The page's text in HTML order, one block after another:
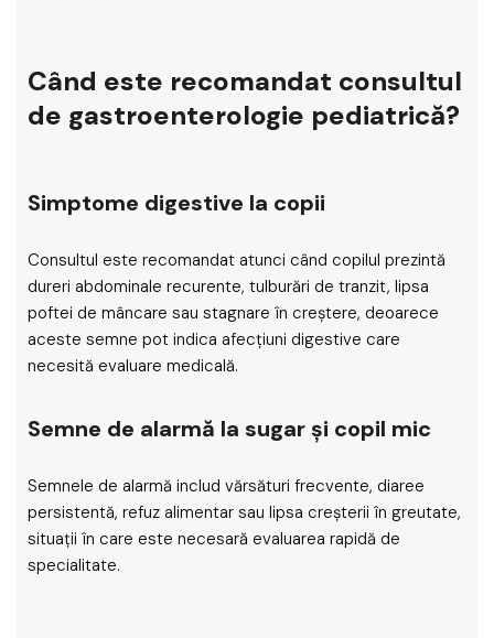
Când este recomandat consultul
de gastroenterologie pediatrică?
Simptome digestive la copii
Consultul este recomandat atunci când copilul prezintă
dureri abdominale recurente, tulburări de tranzit, lipsa
poftei de mâncare sau stagnare în creștere, deoarece
aceste semne pot indica afecțiuni digestive care
necesită evaluare medicală.
Semne de alarmă la sugar și copil mic
Semnele de alarmă includ vărsături frecvente, diaree
persistentă, refuz alimentar sau lipsa creșterii în greutate,
situații în care este necesară evaluarea rapidă de
specialitate.